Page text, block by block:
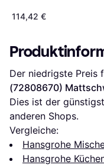
114,42 €
Der niedrigste Preis
(72808670)
Dies ist der
anderen Shops.
Vergleiche:
Hansgrohe
Hansgrohe